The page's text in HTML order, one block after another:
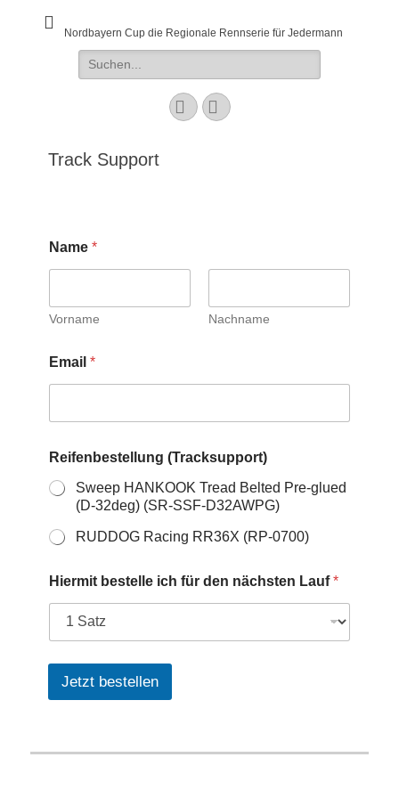
Nordbayern Cup die Regionale Rennserie für Jedermann
Suchen
nach:
Facebook
E-
Mail
Track Support
Name *
Vorname Nachname
Email *
Reifenbestellung (Tracksupport)
Sweep HANKOOK Tread Belted Pre-glued
(D-32deg) (SR-SSF-D32AWPG)
RUDDOG Racing RR36X (RP-0700)
Hiermit bestelle ich für den nächsten Lauf*
Jetzt bestellen